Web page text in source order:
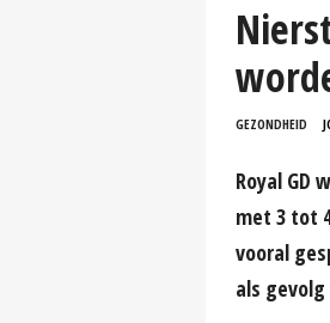
GEZONDHEID
Royal GD
met 3 tot
vooral
als